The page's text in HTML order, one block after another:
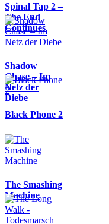
Spinal Tap 2 –
The End
Continues
Shadow
Chase – Im
Netz der
Diebe
Black Phone 2
The Smashing
Machine